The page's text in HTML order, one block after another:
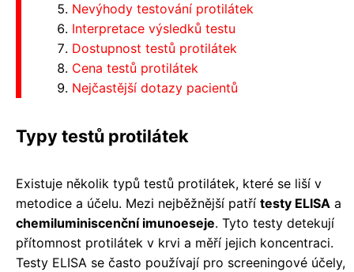
Nevýhody testování protilátek
Interpretace výsledků testu
Dostupnost testů protilátek
Cena testů protilátek
Nejčastější dotazy pacientů
Typy testů protilátek
Existuje několik typů testů protilátek, které se liší v
metodice a účelu. Mezi nejběžnější patří testy ELISA a
chemiluminiscenční imunoeseje. Tyto testy detekují
přítomnost protilátek v krvi a měří jejich koncentraci.
Testy ELISA se často používají pro screeningové účely,